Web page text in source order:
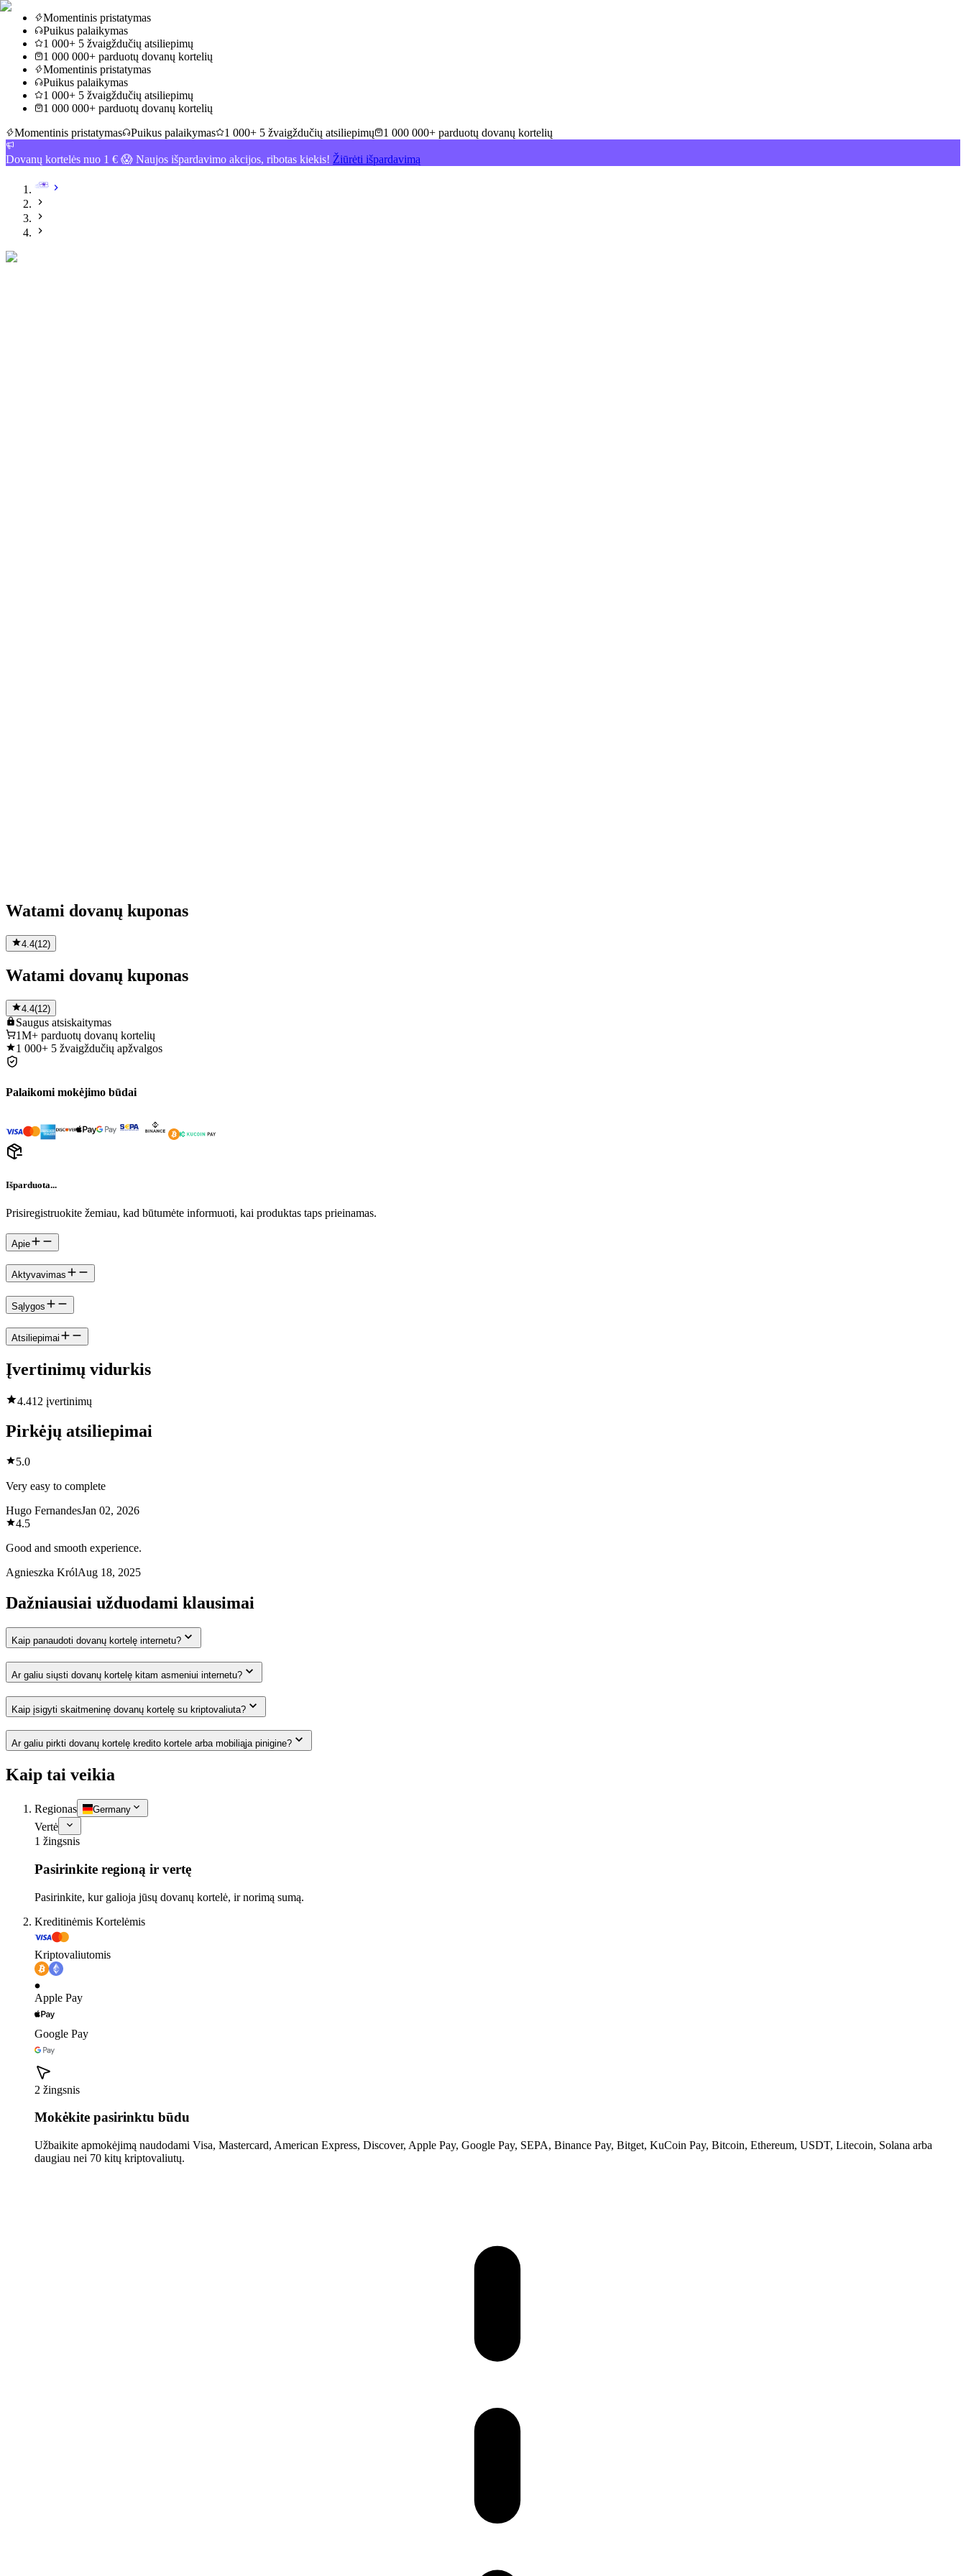
Momentinis pristatymas
Puikus palaikymas
1 000+ 5 žvaigždučių atsiliepimų
1 000 000+ parduotų dovanų kortelių
Momentinis pristatymas
Puikus palaikymas
1 000+ 5 žvaigždučių atsiliepimų
1 000 000+ parduotų dovanų kortelių
Momentinis pristatymas
Puikus palaikymas 1 000+ 5 žvaigždučių atsiliepimų 1 000 000+ parduotų dovanų kortelių
Dovanų kortelės nuo 1 € 😱 Naujos išpardavimo akcijos, ribotas kiekis! Žiūrėti išpardavimą
Watami dovanų kuponas
4.4(12)
Watami dovanų kuponas
4.4(12)
Saugus atsiskaitymas
1M+ parduotų dovanų kortelių
1 000+ 5 žvaigždučių apžvalgos
Palaikomi mokėjimo būdai
Išparduota...
Prisiregistruokite žemiau, kad būtumėte informuoti, kai produktas taps prieinamas.
Apie
Aktyvavimas
Sąlygos
Atsiliepimai
Įvertinimų vidurkis
4.412 įvertinimų
Pirkėjų atsiliepimai
5.0
Very easy to complete
Hugo FernandesJan 02, 2026
4.5
Good and smooth experience.
Agnieszka KrólAug 18, 2025
Dažniausiai užduodami klausimai
Kaip panaudoti dovanų kortelę internetu?
Ar galiu siųsti dovanų kortelę kitam asmeniui internetu?
Kaip įsigyti skaitmeninę dovanų kortelę su kriptovaliuta?
Ar galiu pirkti dovanų kortelę kredito kortele arba mobiliąja pinigine?
Kaip tai veikia
Regionas Germany
Vertė
1 žingsnis
Pasirinkite regioną ir vertę
Pasirinkite, kur galioja jūsų dovanų kortelė, ir norimą sumą.
Kreditinėmis Kortelėmis
Kriptovaliutomis
Apple Pay
Google Pay
2 žingsnis
Mokėkite pasirinktu būdu
Užbaikite apmokėjimą naudodami Visa, Mastercard, American Express, Discover, Apple Pay, Google Pay, SEPA, Binance Pay, Bitget, KuCoin Pay, Bitcoin, Ethereum, USDT, Litecoin, Solana arba
daugiau nei 70 kitų kriptovaliutų.